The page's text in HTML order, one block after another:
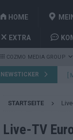
HOME
EXTRA
COZMO MEDIA GROUP
NEWSTICKER [
STARTSEITE
Live-TV